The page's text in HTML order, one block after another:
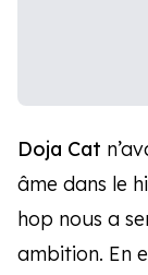
Doja Cat
âme dans le
hop nous a
ambition. En